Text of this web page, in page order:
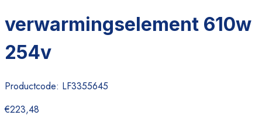
verwarmingselement 610w
254v
Productcode: LF3355645
€223,48